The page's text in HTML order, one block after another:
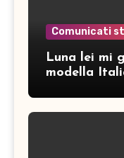
Comunicati
Luna lei mi
modella